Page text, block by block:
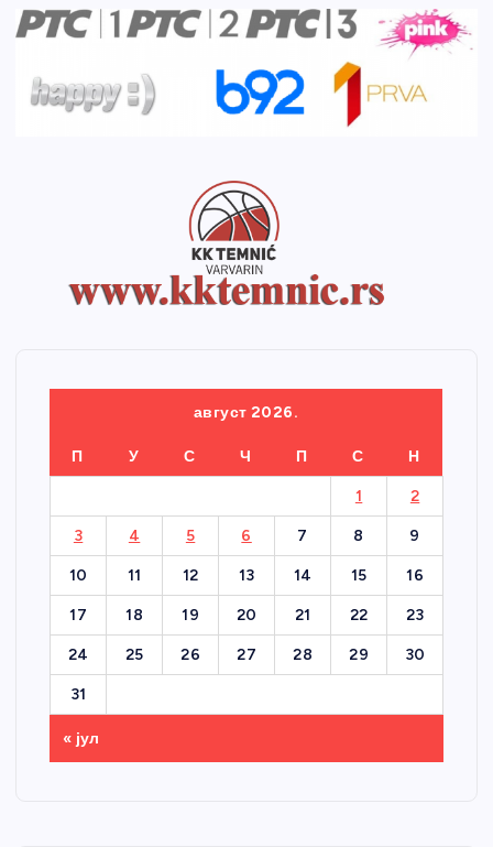
август 2026.
П У С Ч П С Н
1 2
3 4 5 6 7 8 9
10 11 12 13 14 15 16
17 18 19 20 21 22 23
24 25 26 27 28 29 30
31
« јул